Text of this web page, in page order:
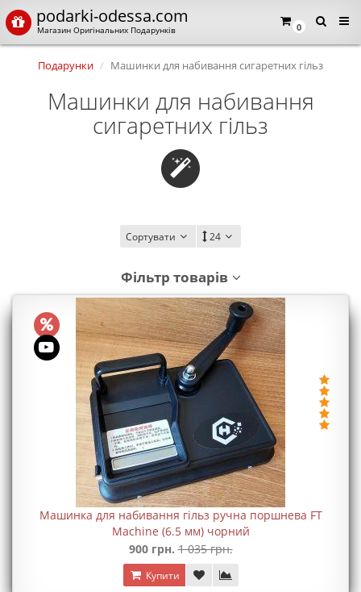
0
podarki-odessa.com
Магазин Оригінальних Подарунків
Подарунки Машинки для набивання сигаретних гільз
Машинки для набивання
сигаретних гільз
Сортувати 24
×
Мова магазина
Виберіть будь ласка мову магазину
Закрити
Фільтр товарів
Машинка для набивання гільз ручна поршнева FT
Machine (6.5 мм) чорний
900 грн. 1 035 грн.
Купити